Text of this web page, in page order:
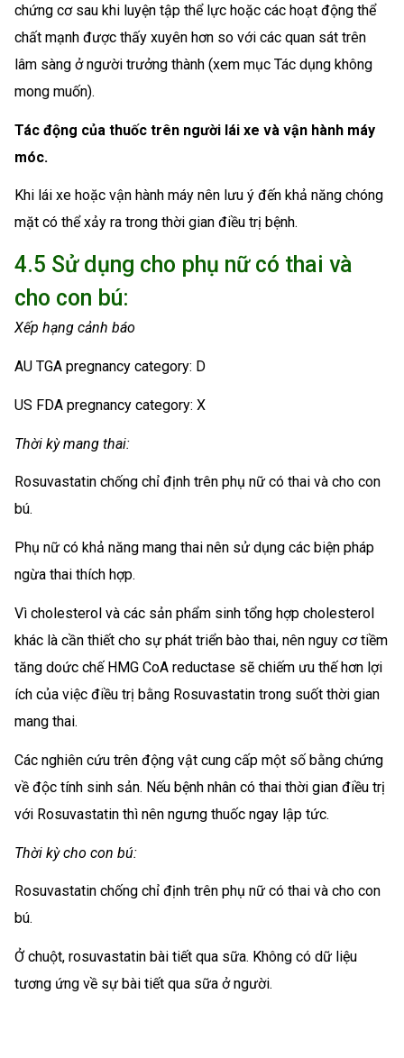
chứng cơ sau khi luyện tập thể lực hoặc các hoạt động thể
chất mạnh được thấy xuyên hơn so với các quan sát trên
lâm sàng ở người trưởng thành (xem mục Tác dụng không
mong muốn).
Tác động của thuốc trên người lái xe và vận hành máy
móc.
Khi lái xe hoặc vận hành máy nên lưu ý đến khả năng chóng
mặt có thể xảy ra trong thời gian điều trị bệnh.
4.5 Sử dụng cho phụ nữ có thai và
cho con bú:
Xếp hạng cảnh báo
AU TGA pregnancy category: D
US FDA pregnancy category: X
Thời kỳ mang thai:
Rosuvastatin chống chỉ định trên phụ nữ có thai và cho con
bú.
Phụ nữ có khả năng mang thai nên sử dụng các biện pháp
ngừa thai thích hợp.
Vì cholesterol và các sản phẩm sinh tổng hợp cholesterol
khác là cần thiết cho sự phát triển bào thai, nên nguy cơ tiềm
tăng doức chế HMG CoA reductase sẽ chiếm ưu thế hơn lợi
ích của việc điều trị bằng Rosuvastatin trong suốt thời gian
mang thai.
Các nghiên cứu trên động vật cung cấp một số bằng chứng
về độc tính sinh sản. Nếu bệnh nhân có thai thời gian điều trị
với Rosuvastatin thì nên ngưng thuốc ngay lập tức.
Thời kỳ cho con bú:
Rosuvastatin chống chỉ định trên phụ nữ có thai và cho con
bú.
Ở chuột, rosuvastatin bài tiết qua sữa. Không có dữ liệu
tương ứng về sự bài tiết qua sữa ở người.